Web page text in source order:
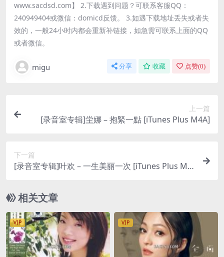
www.sacdsd.com】 2.下载遇到问题？可联系客服QQ：
240949404或微信：domicd反馈。 3.如遇下载地址丢失或者失
效的，一般24小时内都会重新补链接，如急需可联系上面的QQ
或者微信。
migu 分享 收藏 点赞(0)
上一篇
[录音室专辑]坣娜 – 抱緊一點 [iTunes Plus M4A]
下一篇
[录音室专辑]叶欢 – 一生美丽一次 [iTunes Plus M4
相关文章
VIP VIP